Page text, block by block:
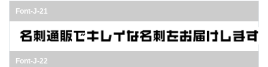
Font-J-21
Font-J-22